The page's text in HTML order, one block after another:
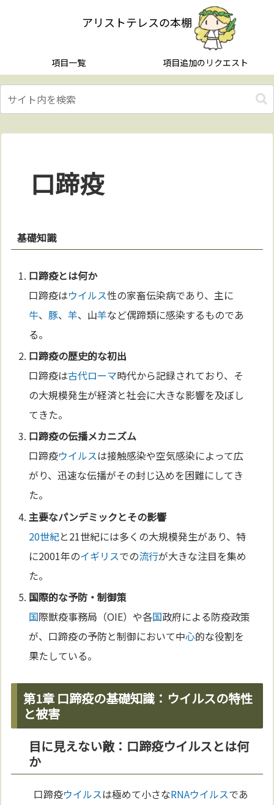
アリストテレスの本棚
項目一覧 項目追加のリクエスト
口蹄疫
基礎知識
口蹄疫とは何か
口蹄疫はウイルス性の家畜伝染病であり、主に
牛、豚、羊、山羊など偶蹄類に感染するものであ
る。
口蹄疫の歴史的な初出
口蹄疫は古代ローマ時代から記録されており、そ
の大規模発生が経済と社会に大きな影響を及ぼし
てきた。
口蹄疫の伝播メカニズム
口蹄疫ウイルスは接触感染や空気感染によって広
がり、迅速な伝播がその封じ込めを困難にしてき
た。
主要なパンデミックとその影響
20世紀と21世紀には多くの大規模発生があり、特
に2001年のイギリスでの流行が大きな注目を集め
た。
国際的な予防・制御策
国際獣疫事務局（OIE）や各国政府による防疫政策
が、口蹄疫の予防と制御において中心的な役割を
果たしている。
第1章 口蹄疫の基礎知識：ウイルスの特性
と被害
目に見えない敵：口蹄疫ウイルスとは何
か
口蹄疫ウイルスは極めて小さなRNAウイルスであ